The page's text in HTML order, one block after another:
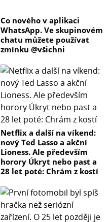
Co nového v aplikaci
WhatsApp. Ve skupinovém
chatu můžete používat
zmínku @všichni
Netflix a další na víkend:
nový Ted Lasso a akční
Lioness. Ale především
horory Úkryt nebo past a
28 let poté: Chrám z kostí